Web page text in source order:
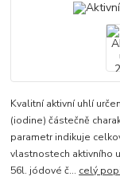
Kvalitní aktivní uhlí
(iodine) částečně
parametr indikuje
vlastnostech aktivního
56l. jódové č... celý